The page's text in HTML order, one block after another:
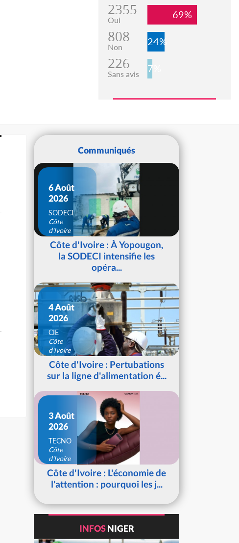
2355
Oui 69%
808
Non 24%
226
Sans avis 7%
Communiqués
6 Août
2026
SODECI
Côte
d'Ivoire
Côte d'Ivoire : À Yopougon,
la SODECI intensifie les
opéra...
4 Août
2026
CIE
Côte
d'Ivoire
Côte d'Ivoire : Pertubations
sur la ligne d'alimentation é...
3 Août
2026
TECNO
Côte
d'Ivoire
Côte d'Ivoire : L'économie de
l'attention : pourquoi les j...
INFOSNIGER